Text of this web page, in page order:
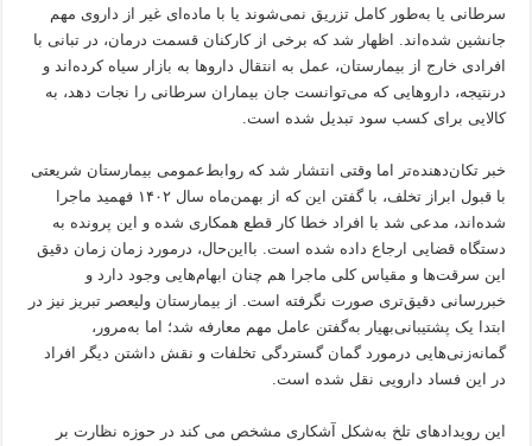
سرطانی یا به‌طور کامل تزریق نمی‌شوند یا با ماده‌ای غیر از داروی مهم
جانشین شده‌اند. اظهار شد که برخی از کارکنان قسمت درمان، در تبانی با
افرادی خارج از بیمارستان، عمل به انتقال داروها به بازار سیاه کرده‌اند و
درنتیجه، داروهایی که می‌توانست جان بیماران سرطانی را نجات دهد، به
کالایی برای کسب سود تبدیل شده است.
خبر تکان‌دهنده‌تر اما وقتی انتشار شد که روابط‌عمومی بیمارستان شریعتی
با قبول ابراز تخلف، با گفتن این که از بهمن‌ماه سال ۱۴۰۲ فهمید ماجرا
شده‌اند، مدعی شد با افراد خطا کار قطع همکاری شده و این پرونده به
دستگاه قضایی ارجاع داده شده است. بااین‌حال، درمورد زمان زمان دقیق
این سرقت‌ها و مقیاس کلی ماجرا هم چنان ابهام‌هایی وجود دارد و
خبر‌رسانی دقیق‌تری صورت نگرفته است. از بیمارستان ولیعصر تبریز نیز در
ابتدا یک پشتیبانی‌بهیار به‌گفتن عامل مهم معارفه شد؛ اما به‌مرور،
گمانه‌زنی‌هایی درمورد گمان گستردگی تخلفات و نقش داشتن دیگر افراد
در این فساد دارویی نقل شده است.
این رویدادهای تلخ به‌شکل آشکاری مشخص می کند در حوزه نظارت بر